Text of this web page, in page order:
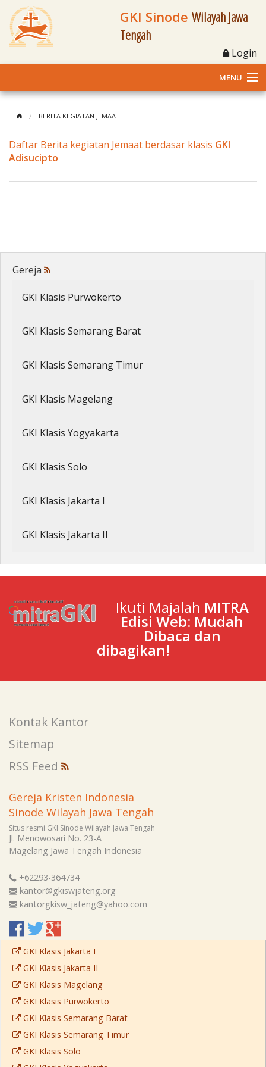
GKI Sinode Wilayah Jawa
Tengah
Login
MENU
Klasis dan Jemaat
Penerbitan
BERITA KEGIATAN JEMAAT
Daftar Berita kegiatan Jemaat berdasar klasis GKI
Adisucipto
Gereja
GKI Klasis Purwokerto
GKI Klasis Semarang Barat
GKI Klasis Semarang Timur
GKI Klasis Magelang
GKI Klasis Yogyakarta
GKI Klasis Solo
GKI Klasis Jakarta I
GKI Klasis Jakarta II
Ikuti Majalah MITRA
Edisi Web: Mudah
Dibaca dan
dibagikan!
Kontak Kantor
Sitemap
RSS Feed
Gereja Kristen Indonesia
Sinode Wilayah Jawa Tengah
Situs resmi GKI Sinode Wilayah Jawa Tengah
Jl. Menowosari No. 23-A
Magelang Jawa Tengah Indonesia
+62293-364734
kantor@gkiswjateng.org
kantorgkisw_jateng@yahoo.com
GKI Klasis Jakarta I
GKI Klasis Jakarta II
GKI Klasis Magelang
GKI Klasis Purwokerto
GKI Klasis Semarang Barat
GKI Klasis Semarang Timur
GKI Klasis Solo